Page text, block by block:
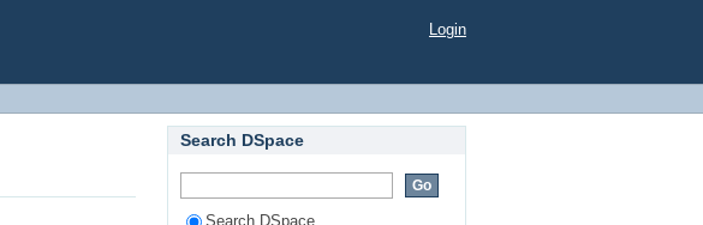
Login
Search DSpace
Search DSpace